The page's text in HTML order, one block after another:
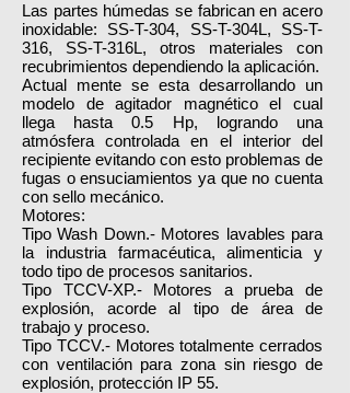
Las partes húmedas se fabrican en acero
inoxidable: SS-T-304, SS-T-304L, SS-T-
316, SS-T-316L, otros materiales con
recubrimientos dependiendo la aplicación.
Actual mente se esta desarrollando un
modelo de agitador magnético el cual
llega hasta 0.5 Hp, logrando una
atmósfera controlada en el interior del
recipiente evitando con esto problemas de
fugas o ensuciamientos ya que no cuenta
con sello mecánico.
Motores:
Tipo Wash Down.- Motores lavables para
la industria farmacéutica, alimenticia y
todo tipo de procesos sanitarios.
Tipo TCCV-XP.- Motores a prueba de
explosión, acorde al tipo de área de
trabajo y proceso.
Tipo TCCV.- Motores totalmente cerrados
con ventilación para zona sin riesgo de
explosión, protección IP 55.